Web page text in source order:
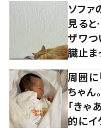
ソファ
見ると
ザワつ
臓止ま
周囲に
ちゃん
「きゃ
的にイ